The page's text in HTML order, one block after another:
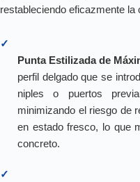
restableciendo eficazmente la
✓
Punta Estilizada de
perfil delgado que se
niples o puertos
minimizando el riesgo de
en estado fresco, lo que
concreto.
✓